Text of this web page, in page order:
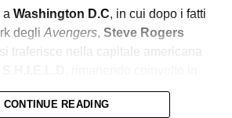
a Washington D.C, in cui dopo i fatti
degli Avengers, Steve Rogers
traferisce nella capitale americana
gli eventi, notiamo come Rogers
mondo moderno, cambiato sia
CONTINUE READING